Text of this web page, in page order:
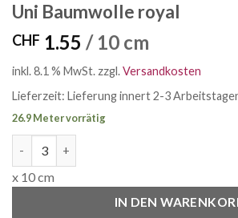
Uni Baumwolle royal
CHF 1.55 / 10 cm
inkl. 8.1 % MwSt. zzgl.Versandkosten
Lieferzeit: Lieferung innert 2-3
26.9 Meter vorrätig
x 10 cm
IN DEN